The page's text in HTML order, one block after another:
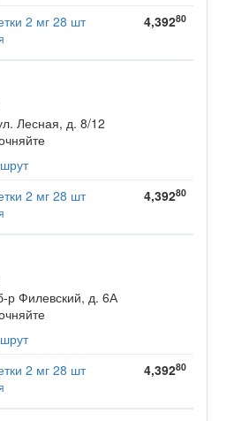
2 мг 28 шт
4,39280
Лесная, д. 8/12
2 мг 28 шт
4,39280
р Филевский, д. 6А
2 мг 28 шт
4,39280